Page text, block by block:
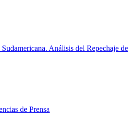
Análisis del Repechaje
de Prensa